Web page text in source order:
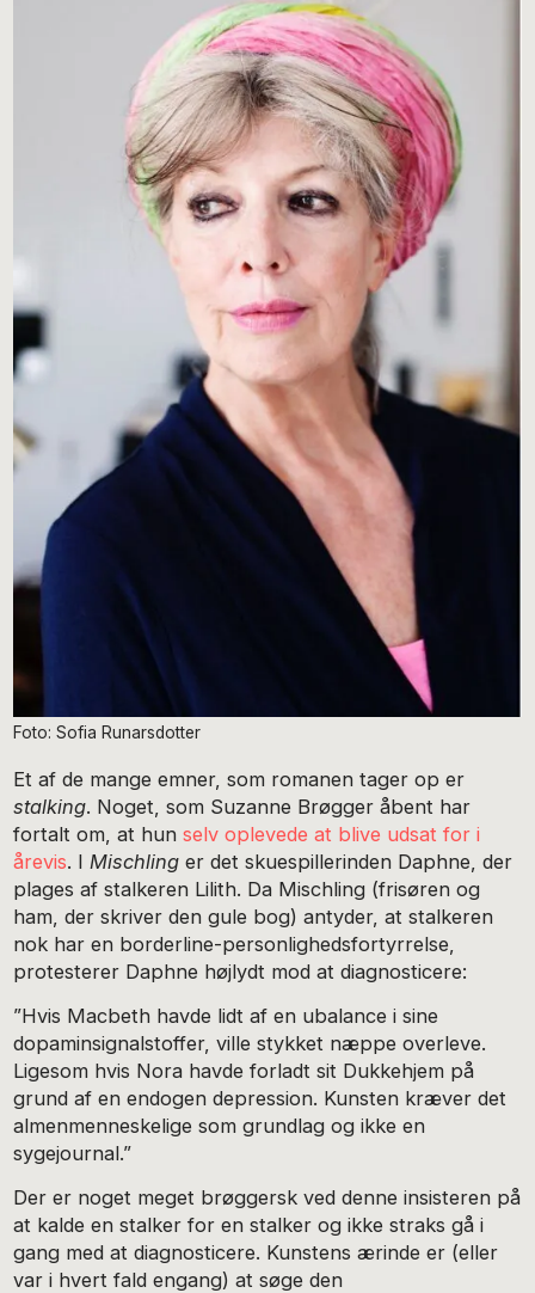
Foto: Sofia Runarsdotter
Et af de mange emner, som romanen tager op er
stalking. Noget, som Suzanne Brøgger åbent har
fortalt om, at hunselv oplevede at blive udsat for i
årevis. IMischling er det skuespillerinden Daphne, der
plages af stalkeren Lilith. Da Mischling (frisøren og
ham, der skriver den gule bog) antyder, at stalkeren
nok har en borderline-personlighedsfortyrrelse,
protesterer Daphne højlydt mod at diagnosticere:
”Hvis Macbeth havde lidt af en ubalance i sine
dopaminsignalstoffer, ville stykket næppe overleve.
Ligesom hvis Nora havde forladt sit Dukkehjem på
grund af en endogen depression. Kunsten kræver det
almenmenneskelige som grundlag og ikke en
sygejournal.”
Der er noget meget brøggersk ved denne insisteren på
at kalde en stalker for en stalker og ikke straks gå i
gang med at diagnosticere. Kunstens ærinde er (eller
var i hvert fald engang) at søge den